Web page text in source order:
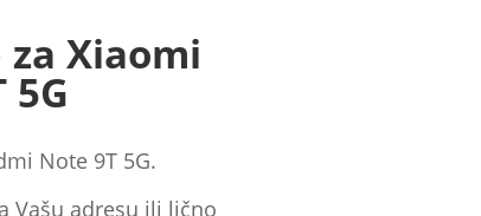
Xiaomi
5G
Note 9T 5G.
Vašu adresu ili lično